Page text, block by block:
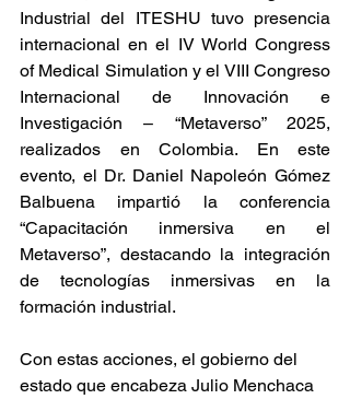
Industrial del ITESHU tuvo presencia
internacional en el IV World Congress
of Medical Simulation y el VIII Congreso
Internacional de Innovación e
Investigación – “Metaverso” 2025,
realizados en Colombia. En este
evento, el Dr. Daniel Napoleón Gómez
Balbuena impartió la conferencia
“Capacitación inmersiva en el
Metaverso”, destacando la integración
de tecnologías inmersivas en la
formación industrial.
Con estas acciones, el gobierno del
estado que encabeza Julio Menchaca